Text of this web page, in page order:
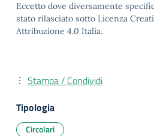
Eccetto dove diversamente
stato rilasciato sotto Licenza
Attribuzione 4.0 Italia.
Stampa / Condividi
Tipologia
Circolari